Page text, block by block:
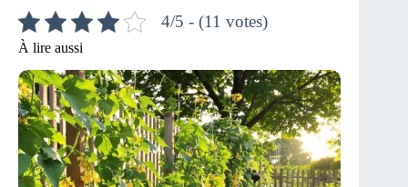
4/5 - (11 votes)
À lire aussi